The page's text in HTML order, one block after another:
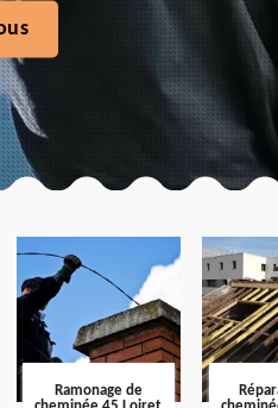
Ramonage de